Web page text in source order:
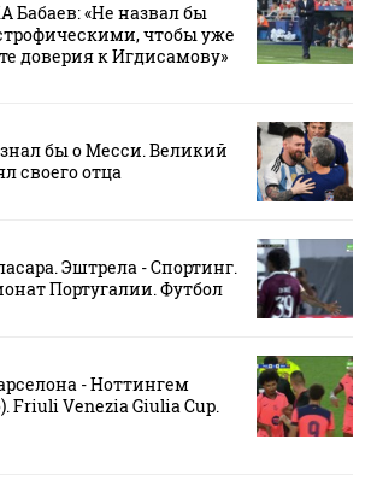
Бабаев: «Не назвал бы
чтобы уже
доверия к Игдисамову»
бы о Месси. Великий
своего отца
Эштрела - Спортинг.
Португалии. Футбол
- Ноттингем
Friuli Venezia Giulia Cup.